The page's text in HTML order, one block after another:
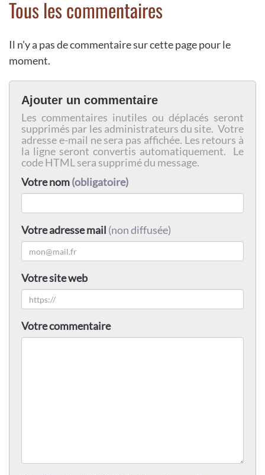
Tous les commentaires
Il n'y a pas de commentaire sur cette page pour le
moment.
Ajouter un commentaire
Les commentaires inutiles ou déplacés seront
supprimés par les administrateurs du site. Votre
adresse e-mail ne sera pas affichée. Les retours à
la ligne seront convertis automatiquement. Le
code HTML sera supprimé du message.
Votre nom(obligatoire)
Votre adresse mail (non diffusée)
Votre site web
Votre commentaire